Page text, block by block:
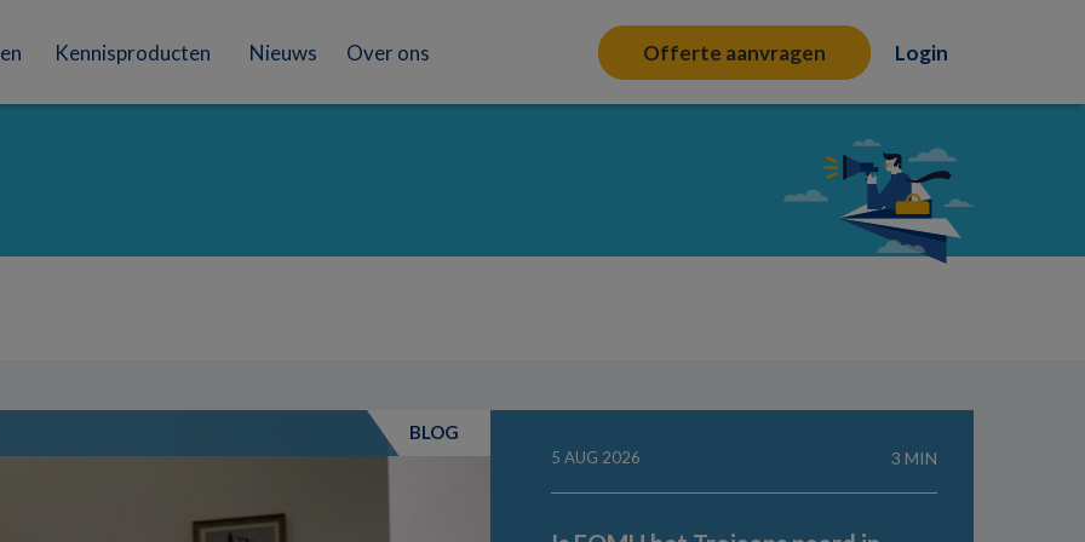
Kennisproducten Nieuws Over ons Offerte aanvragen Login
BLOG
5 AUG 2026 3 MIN